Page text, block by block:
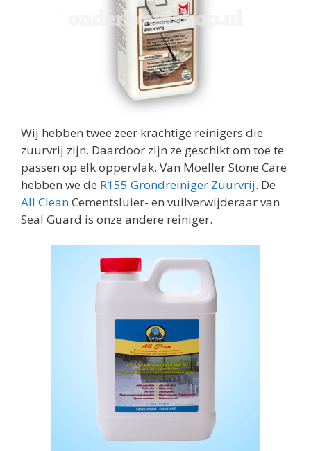
Wij hebben twee zeer krachtige reinigers die
zuurvrij zijn. Daardoor zijn ze geschikt om toe te
passen op elk oppervlak. Van Moeller Stone Care
hebben we de R155 Grondreiniger Zuurvrij. De
All CleanCementsluier- en vuilverwijderaar van
Seal Guard is onze andere reiniger.